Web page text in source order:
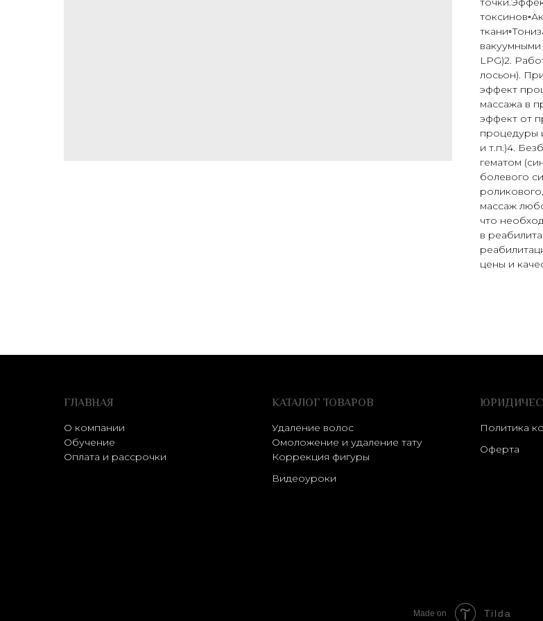
LPG)2.
лосьон).
эффект
массажа в
эффект от
процедуры
и т.п.)4.
гематом
болевого
массаж
что
в
цены и
ГЛАВНАЯ
О компании
Обучение
Оплата и рассрочки
КАТАЛОГ ТОВАРОВ
Удаление волос
Омоложение и удаление тату
Коррекция фигуры
Видеоуроки
Политика
Оферта
Made on Tilda